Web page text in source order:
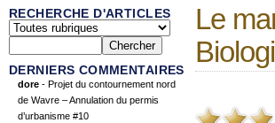
RECHERCHE D'ARTICLES
DERNIERS COMMENTAIRES
dore - Projet du contournement nord
de Wavre – Annulation du permis
d’urbanisme #10
Le